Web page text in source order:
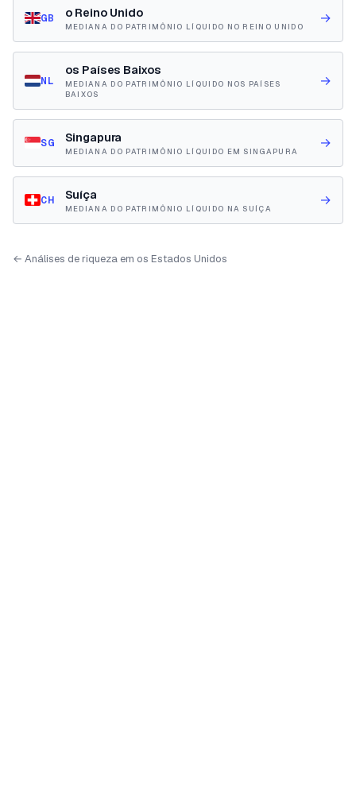
GB o Reino Unido
MEDIANA DO PATRIMÔNIO LÍQUIDO NO REINO UNIDO →
NL
os Países Baixos
MEDIANA DO PATRIMÔNIO LÍQUIDO NOS PAÍSES
BAIXOS
→
SG Singapura
MEDIANA DO PATRIMÔNIO LÍQUIDO EM SINGAPURA →
CH Suíça
MEDIANA DO PATRIMÔNIO LÍQUIDO NA SUÍÇA →
← Análises de riqueza em os Estados Unidos